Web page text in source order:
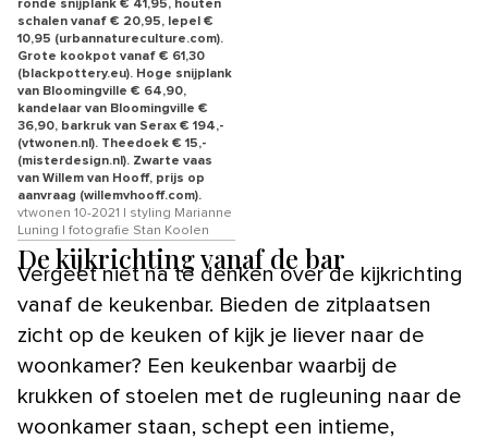
ronde snijplank € 41,95, houten
schalen vanaf € 20,95, lepel €
10,95 (urbannatureculture.com).
Grote kookpot vanaf € 61,30
(blackpottery.eu). Hoge snijplank
van Bloomingville € 64,90,
kandelaar van Bloomingville €
36,90, barkruk van Serax € 194,-
(vtwonen.nl). Theedoek € 15,-
(misterdesign.nl). Zwarte vaas
van Willem van Hooff, prijs op
aanvraag (willemvhooff.com).
vtwonen 10-2021 | styling Marianne
Luning | fotografie Stan Koolen
De kijkrichting vanaf de bar
Vergeet niet na te denken over de kijkrichting
vanaf de keukenbar. Bieden de zitplaatsen
zicht op de keuken of kijk je liever naar de
woonkamer? Een keukenbar waarbij de
krukken of stoelen met de rugleuning naar de
woonkamer staan, schept een intieme,